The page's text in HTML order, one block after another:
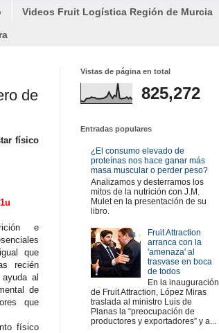
Videos Fruit Logística Región de Murcia
de
físico
e
que
recién
ayuda al
de
que
físico
Vistas de página en total
825,272
Entradas populares
¿El consumo elevado de
proteínas nos hace ganar más
masa muscular o perder peso?
Analizamos y desterramos los
mitos de la nutrición con J.M.
Mulet en la presentación de su
libro.
Fruit Attraction
arranca con la
'amenaza' al
trasvase en boca
de todos
En la inauguración
de Fruit Attraction, López Miras
traslada al ministro Luis de
Planas la “preocupación de
productores y exportadores” y a...